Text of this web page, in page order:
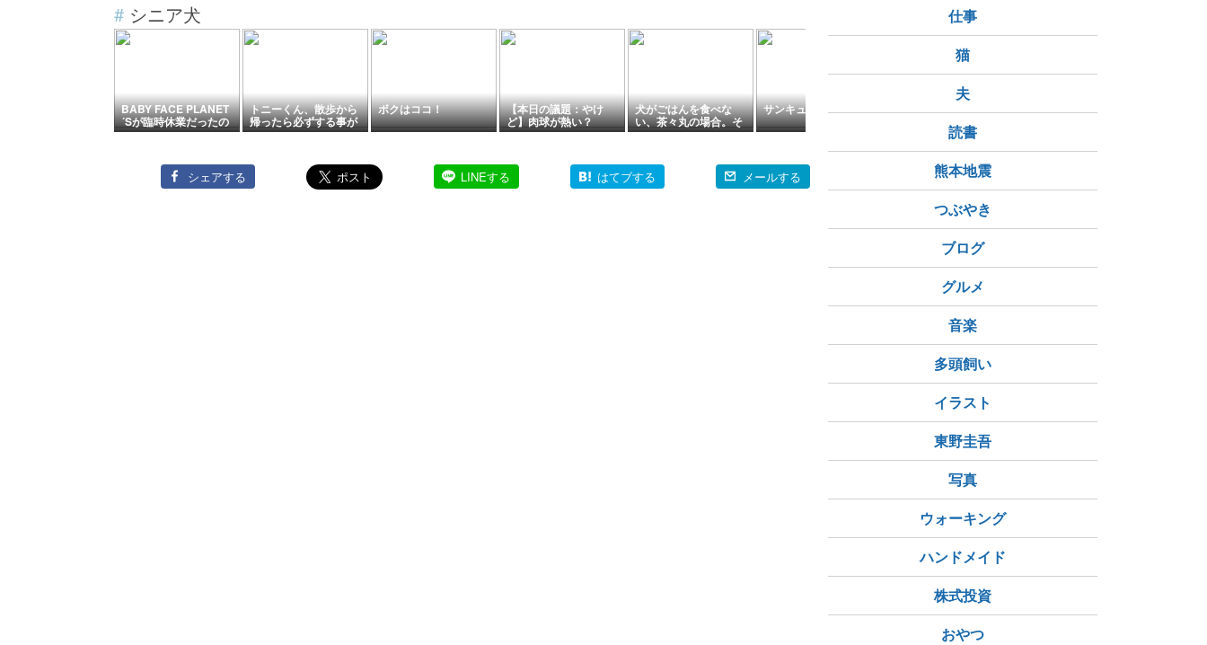
# シニア犬
BABY FACE PLANET
´Sが臨時休業だったの
で～COCO´Sランチ～
トニーくん、散歩から
帰ったら必ずする事が
あるの♪
ボクはココ！ 【本日の議題：やけ
ど】肉球が熱い？
犬がごはんを食べな
い、茶々丸の場合。そ
の②目の傷【動画あ
サンキュー・壁♪ 懐かしデー？食欲は戻 食欲不振。
シェアする LINEする はてブする メールする
仕事
猫
夫
読書
熊本地震
つぶやき
ブログ
グルメ
音楽
多頭飼い
イラスト
東野圭吾
写真
ウォーキング
ハンドメイド
株式投資
おやつ